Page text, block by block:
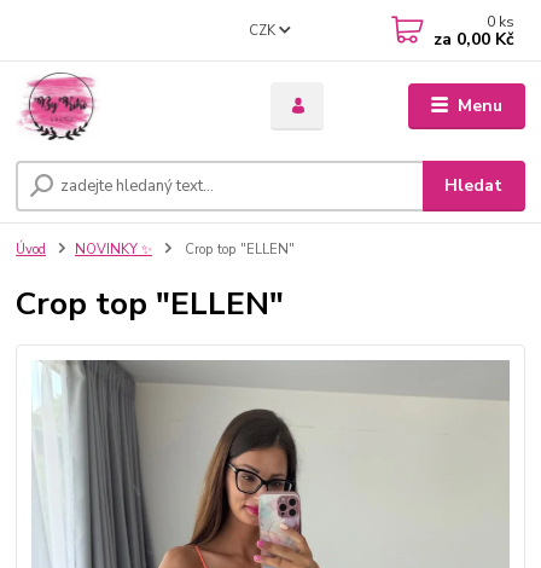
Menu
CZK
Hledat
0 ks
za 0,00 Kč
Úvod NOVINKY ✨ Crop top "ELLEN"
Crop top "ELLEN"